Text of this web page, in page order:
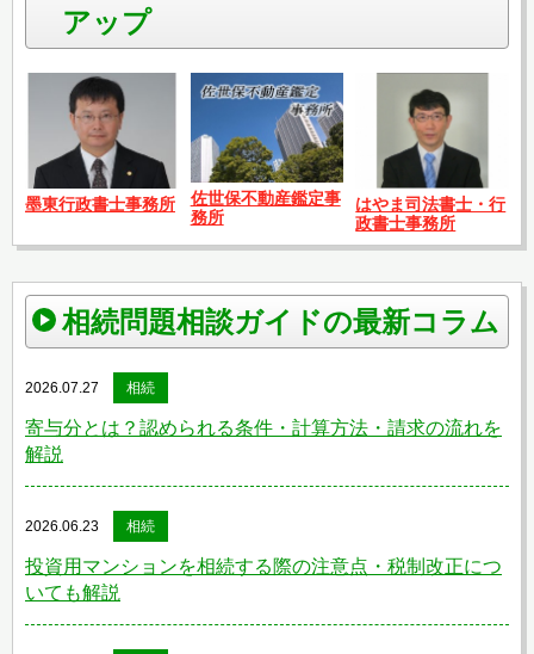
アップ
墨東行政書士事務所
佐世保不動産鑑定事
務所
はやま司法書士・行
政書士事務所
相続問題相談ガイドの最新コラム
2026.07.27 相続
寄与分とは？認められる条件・計算方法・請求の流れを
解説
2026.06.23 相続
投資用マンションを相続する際の注意点・税制改正につ
いても解説